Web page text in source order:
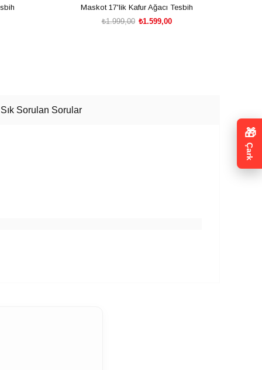
Maskot 17'lik Kafur Ağacı Tesbih
₺1.599,00
₺1.999,00
Sık Sorulan Sorular
🎁
Çark